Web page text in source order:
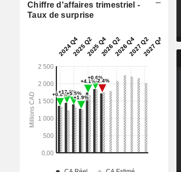
Chiffre d'affaires trimestriel -
Taux de surprise